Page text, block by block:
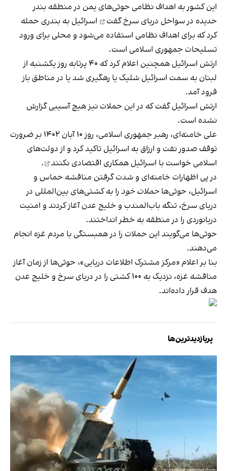
این کشور به اهداف نظامی حوثی‌های یمن در منطقه بندر
حدیده در سواحل دریای سرخ گفت
اسرائیل به بندری حمله
کرد که برای اهداف نظامی استفاده می‌شود و محلی برای ورود
تسلیحات جمهوری اسلامی است.
ارتش اسرائیل همچنین اعلام کرد که ۴۰ پرتابه روز یکشنبه از
لبنان به سمت اسرائیل شلیک یا رهگیری شد یا در مناطق باز
فرود آمد.
ارتش اسرائیل گفت که در این حملات نیز هیچ آسیبی گزارش
نشده است.
علی خامنه‌ای، رهبر جمهوری اسلامی، روز ۱۰ آبان ۱۴۰۲ بر ضرورت
توقف صدور نفت و ارزاق به اسرائیل تاکید کرد و از دولت‌های
اسلامی خواست با اسرائیل همکاری اقتصادی نکنند
.
در پی اظهارات خامنه‌ای و شدت گرفتن مناقشه حماس و
اسرائیل، حوثی‌ها حملات خود را به کشتی‌های بین‌المللی در
دریای سرخ، تنگه باب‌المندب و خلیج عدن آغاز کردند و امنیت
دریانوردی را در منطقه به خطر انداختند.
حوثی‌ها می‌گویند این حملات را در همبستگی با مردم غزه انجام
می‌دهند.
بنا بر اعلام «مرکز مشترک اطلاعات دریایی»، حوثی‌ها از زمان آغاز
مناقشه غزه، نزدیک به ۱۰۰ کشتی را در دریای سرخ و خلیج عدن
هدف قرار داده‌اند.
پربازدیدترین‌ها